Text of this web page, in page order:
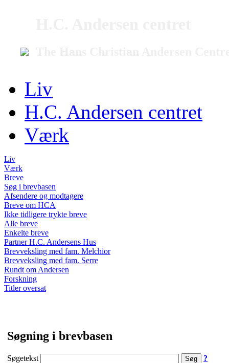
Liv
H.C. Andersen centret
Værk
Liv
Værk
Breve
Søg i brevbasen
Afsendere og modtagere
Breve om HCA
Ikke tidligere trykte breve
Alle breve
Enkelte breve
Partner H.C. Andersens Hus
Brevveksling med fam. Melchior
Brevveksling med fam. Serre
Rundt om Andersen
Forskning
Titler oversat
Søgning i brevbasen
Søgetekst ?